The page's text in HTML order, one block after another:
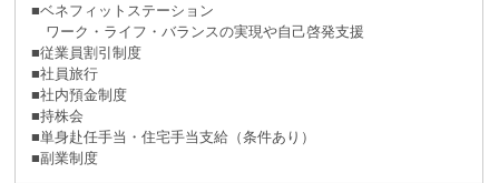
■ベネフィットステーション
ワーク・ライフ・バランスの実現や自己啓発支援
■従業員割引制度
■社員旅⾏
■社内預⾦制度
■持株会
■単身赴任手当・住宅手当支給（条件あり）
■副業制度